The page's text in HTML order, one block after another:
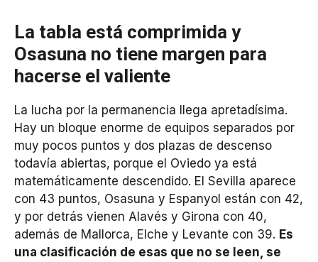
La tabla está comprimida y
Osasuna no tiene margen para
hacerse el valiente
La lucha por la permanencia llega apretadísima.
Hay un bloque enorme de equipos separados por
muy pocos puntos y dos plazas de descenso
todavía abiertas, porque el Oviedo ya está
matemáticamente descendido. El Sevilla aparece
con 43 puntos, Osasuna y Espanyol están con 42,
y por detrás vienen Alavés y Girona con 40,
además de Mallorca, Elche y Levante con 39. Es
una clasificación de esas que no se leen, se